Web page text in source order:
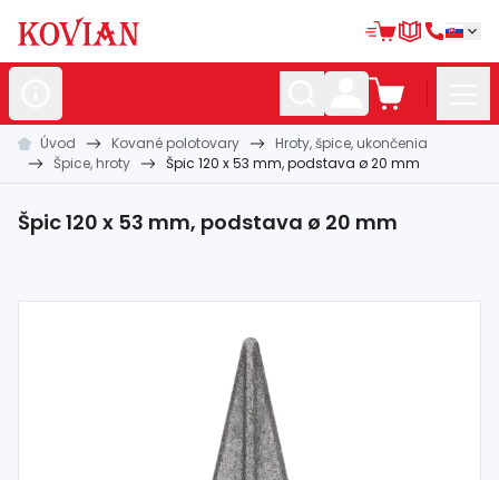
Nerezovépolotovary
Kované
Úvod Kované polotovary
Hroty, špice, ukončenia
Špice, hroty
Špic 120 x 53 mm, podstava ø 20 mm
Špic 120 x 53 mm, podstava ø 20 mm